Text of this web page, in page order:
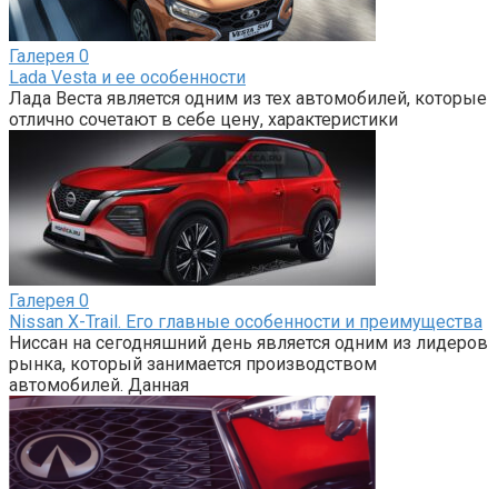
Галерея 0
Lada Vesta и ее особенности
Лада Веста является одним из тех автомобилей, которые
отлично сочетают в себе цену, характеристики
Галерея 0
Nissan X-Trail. Его главные особенности и преимущества
Ниссан на сегодняшний день является одним из лидеров
рынка, который занимается производством
автомобилей. Данная